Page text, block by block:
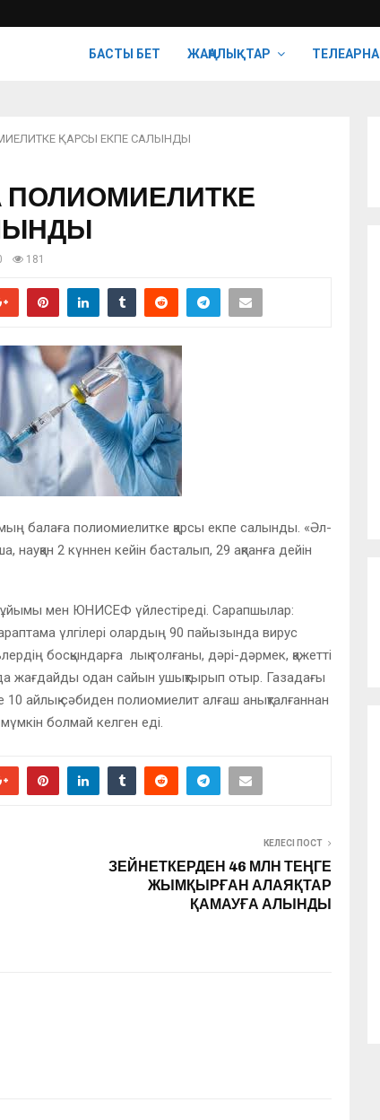
БАСТЫ БЕТ ЖАҢАЛЫҚТАР ТЕЛЕАРНА
ҚАРСЫ ЕКПЕ САЛЫНДЫ
ПОЛИОМИЕЛИТКЕ
181
балаға полиомиелитке қарсы екпе салынды. «Әл-
2 күннен кейін басталып, 29 ақпанға дейін
ұйымы мен ЮНИСЕФ үйлестіреді. Сарапшылар:
үлгілері олардың 90 пайызында вирус
босқындарға лық толғаны, дәрі-дәрмек, қажетті
жағдайды одан сайын ушықтырып отыр. Газадағы
10 айлық сәбиден полиомиелит алғаш анықталғаннан
мүмкін болмай келген еді.
КЕЛЕСІ ПОСТ
ЗЕЙНЕТКЕРДЕН 46 МЛН ТЕҢГЕ
ЖЫМҚЫРҒАН АЛАЯҚТАР
ҚАМАУҒА АЛЫНДЫ